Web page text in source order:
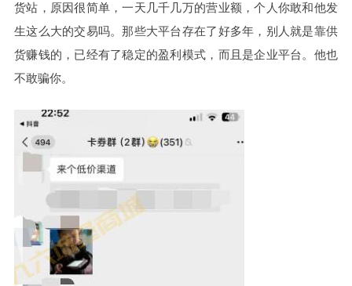
货站，原因很简单，一天几千几万的营业额，个人你敢和他发
生这么大的交易吗。那些大平台存在了好多年，别人就是靠供
货赚钱的，已经有了稳定的盈利模式，而且是企业平台。他也
不敢骗你。